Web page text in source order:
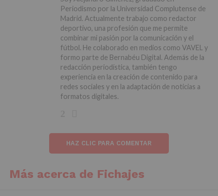
Periodismo por la Universidad Complutense de
Madrid. Actualmente trabajo como redactor
deportivo, una profesión que me permite
combinar mi pasión por la comunicación y el
fútbol. He colaborado en medios como VAVEL y
formo parte de Bernabéu Digital. Además de la
redacción periodística, también tengo
experiencia en la creación de contenido para
redes sociales y en la adaptación de noticias a
formatos digitales.
HAZ CLIC PARA COMENTAR
Más acerca de Fichajes